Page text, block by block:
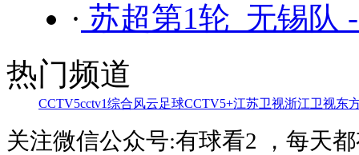
· 苏超第1轮 无锡队
热门频道
CCTV5cctv1综合风云足球CCTV5+江苏卫视浙江卫视东
关注微信公众号:有球看2 ，每天